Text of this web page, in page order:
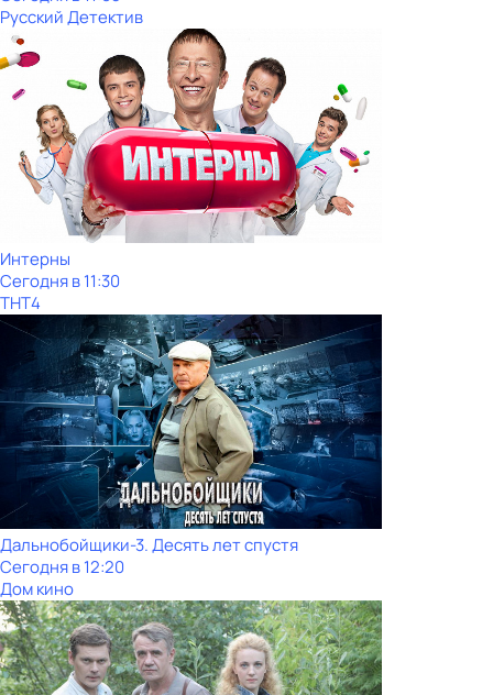
Русский Детектив
Интерны
Сегодня в 11:30
ТНТ4
Дальнобойщики-3. Десять лет спустя
Сегодня в 12:20
Дом кино